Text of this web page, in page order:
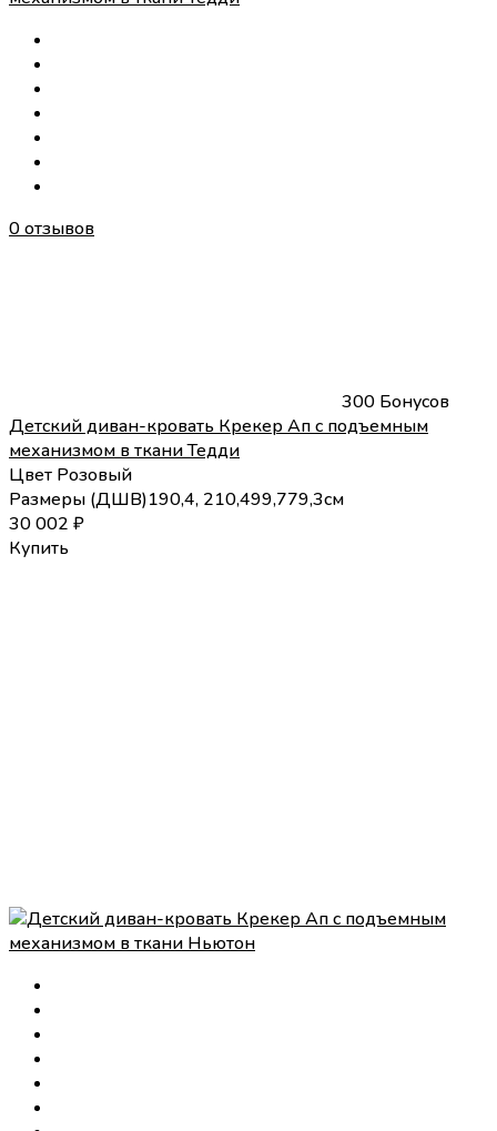
0 отзывов
300 Бонусов
Детский диван-кровать Крекер Ап с подъемным
механизмом в ткани Тедди
Цвет Розовый
Размеры (ДШВ)190,4, 210,499,779,3см
30 002 ₽
Купить